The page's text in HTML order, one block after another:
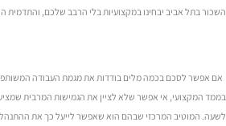
השכור בתל אביב יבחינו במקצועיות בלי הרבב שלכם, והתדמית
אם אפשר לסכם בכמה מלים בודדות את מגמת העבודה
בממד המקצועי, אי אפשר שלא לציין את הגמישות המרבית
לשעה. המוטיב המרכזי שבהם הוא שאפשר לייעל כך את